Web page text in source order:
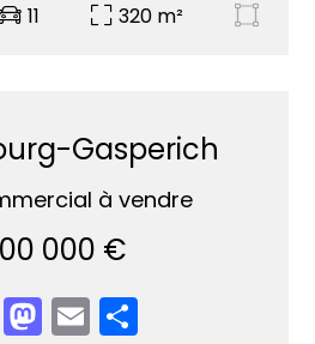
11 320 m²
Gasperich
à vendre
000 €
Facebook
Mastodon
Email